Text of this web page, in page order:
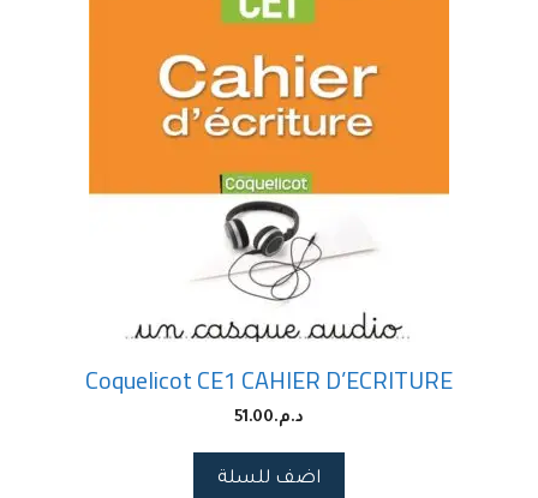
Coquelicot CE1 CAHIER D’ECRITURE
د.م.51.00
اضف للسلة